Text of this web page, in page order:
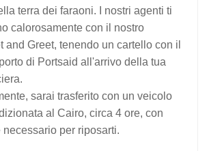
terra dei faraoni. I nostri agenti ti
calorosamente con il nostro
and Greet, tenendo un cartello con il
di Portsaid all'arrivo della tua
sarai trasferito con un veicolo
al Cairo, circa 4 ore, con
necessario per riposarti.